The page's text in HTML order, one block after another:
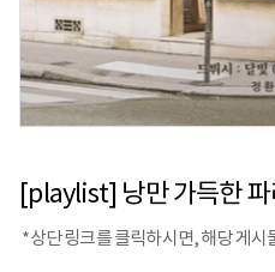
*상단 링크를 클릭하시면, 해당 게시